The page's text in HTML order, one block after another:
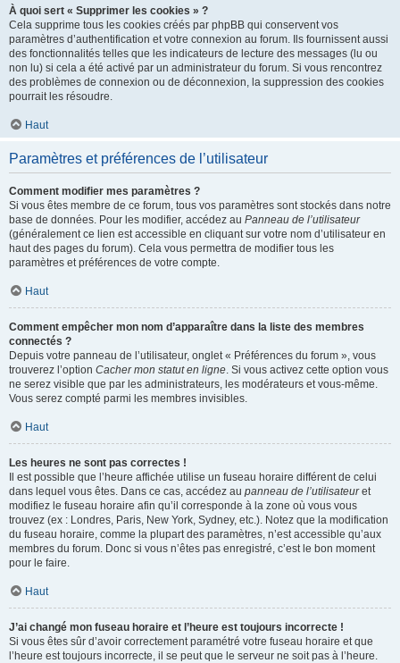
À quoi sert « Supprimer les cookies » ?
Cela supprime tous les cookies créés par phpBB qui conservent vos
paramètres d’authentification et votre connexion au forum. Ils fournissent aussi
des fonctionnalités telles que les indicateurs de lecture des messages (lu ou
non lu) si cela a été activé par un administrateur du forum. Si vous rencontrez
des problèmes de connexion ou de déconnexion, la suppression des cookies
pourrait les résoudre.
Haut
Paramètres et préférences de l’utilisateur
Comment modifier mes paramètres ?
Si vous êtes membre de ce forum, tous vos paramètres sont stockés dans notre
base de données. Pour les modifier, accédez au Panneau de l’utilisateur
(généralement ce lien est accessible en cliquant sur votre nom d’utilisateur en
haut des pages du forum). Cela vous permettra de modifier tous les
paramètres et préférences de votre compte.
Haut
Comment empêcher mon nom d’apparaître dans la liste des membres
connectés ?
Depuis votre panneau de l’utilisateur, onglet « Préférences du forum », vous
trouverez l’option Cacher mon statut en ligne. Si vous activez cette option vous
ne serez visible que par les administrateurs, les modérateurs et vous-même.
Vous serez compté parmi les membres invisibles.
Haut
Les heures ne sont pas correctes !
Il est possible que l’heure affichée utilise un fuseau horaire différent de celui
dans lequel vous êtes. Dans ce cas, accédez au panneau de l’utilisateuret
modifiez le fuseau horaire afin qu’il corresponde à la zone où vous vous
trouvez (ex : Londres, Paris, New York, Sydney, etc.). Notez que la modification
du fuseau horaire, comme la plupart des paramètres, n’est accessible qu’aux
membres du forum. Donc si vous n’êtes pas enregistré, c’est le bon moment
pour le faire.
Haut
J’ai changé mon fuseau horaire et l’heure est toujours incorrecte !
Si vous êtes sûr d’avoir correctement paramétré votre fuseau horaire et que
l’heure est toujours incorrecte, il se peut que le serveur ne soit pas à l’heure.